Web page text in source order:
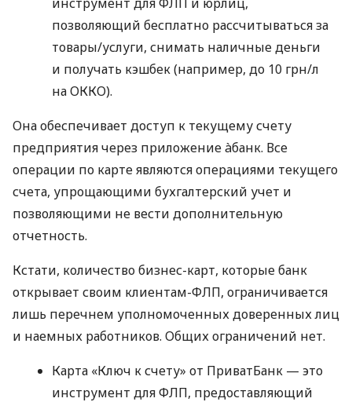
позволяющий бесплатно рассчитываться за
товары/услуги, снимать наличные деньги
и получать кэшбек (например, до 10 грн/л
на ОККО).
Она обеспечивает доступ к текущему счету
предприятия через приложение àбанк. Все
операции по карте являются операциями текущего
счета, упрощающими бухгалтерский учет и
позволяющими не вести дополнительную
отчетность.
Кстати, количество бизнес-карт, которые банк
открывает своим клиентам-ФЛП, ограничивается
лишь перечнем уполномоченных доверенных лиц
и наемных работников. Общих ограничений нет.
Карта «Ключ к счету» от ПриватБанк — это
инструмент для ФЛП, предоставляющий